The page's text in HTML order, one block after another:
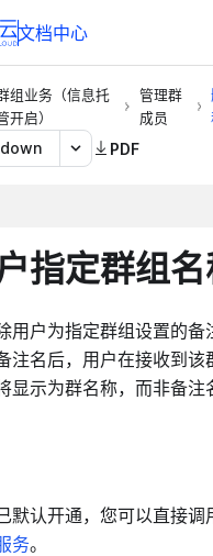
文档中心
组业务（信息托
开启）
管理群
成员
PDF
指定群组
用户为指定群组设置的备
注名后，用户在接收到该
显示为群名称，而非备注
默认开通，您可以直接调
务。